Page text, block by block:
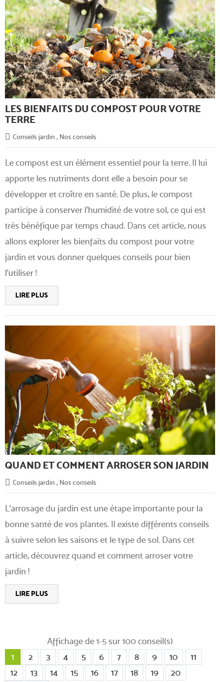
LES BIENFAITS DU COMPOST POUR VOTRE
TERRE
Conseils jardin , Nos conseils
Le compost est un élément essentiel pour la terre. Il lui
apporte les nutriments dont elle a besoin pour se
développer et croître en santé. De plus, le compost
participe à conserver l'humidité de votre sol, ce qui est
très bénéfique par temps chaud. Dans cet article, nous
allons explorer les bienfaits du compost pour votre
jardin et vous donner quelques conseils pour bien
l’utiliser !
LIRE PLUS
QUAND ET COMMENT ARROSER SON JARDIN
Conseils jardin , Nos conseils
L'arrosage du jardin est une étape importante pour la
bonne santé de vos plantes. Il existe différents conseils
à suivre selon les saisons et le type de sol. Dans cet
article, découvrez quand et comment arroser votre
jardin !
LIRE PLUS
Affichage de 1-5 sur 100 conseil(s)
1
2 3 4 5 6 7 8 9 10
11
12
13 14 15 16 17 18 19
20